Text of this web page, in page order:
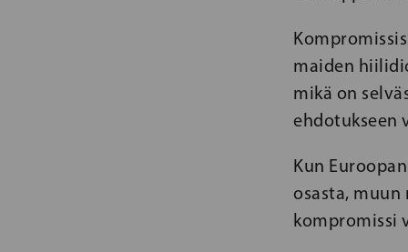
maiden
mikä on
ehdotukseen
Kun
osasta,
kompromissi